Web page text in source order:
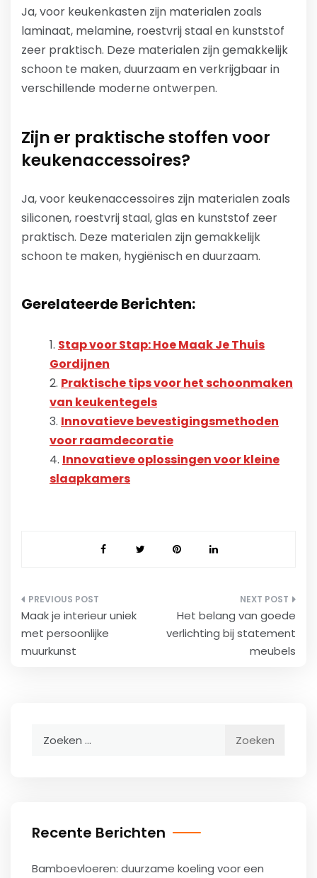
Ja, voor keukenkasten zijn materialen zoals
laminaat, melamine, roestvrij staal en kunststof
zeer praktisch. Deze materialen zijn gemakkelijk
schoon te maken, duurzaam en verkrijgbaar in
verschillende moderne ontwerpen.
Zijn er praktische stoffen voor
keukenaccessoires?
Ja, voor keukenaccessoires zijn materialen zoals
siliconen, roestvrij staal, glas en kunststof zeer
praktisch. Deze materialen zijn gemakkelijk
schoon te maken, hygiënisch en duurzaam.
Gerelateerde Berichten:
Stap voor Stap: Hoe Maak Je Thuis
Gordijnen
Praktische tips voor het schoonmaken
van keukentegels
Innovatieve bevestigingsmethoden
voor raamdecoratie
Innovatieve oplossingen voor kleine
slaapkamers
Bericht
navigatie
Maak je interieur uniek
met persoonlijke
muurkunst
Het belang van goede
verlichting bij statement
meubels
Recente Berichten
Bamboevloeren: duurzame koeling voor een